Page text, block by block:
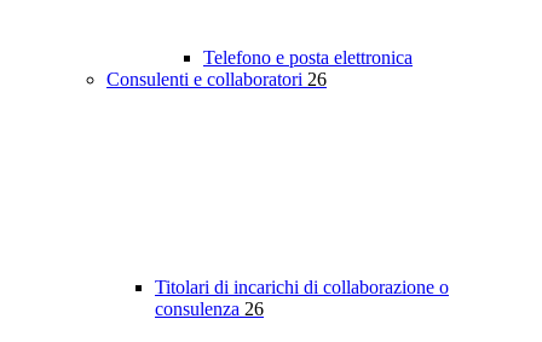
Telefono e posta elettronica
Consulenti e collaboratori 26
Titolari di incarichi di collaborazione o
consulenza 26